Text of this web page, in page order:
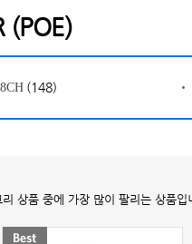
(POE)
8CH (148)
리 상품 중에 가장 많이 팔리는 상품입